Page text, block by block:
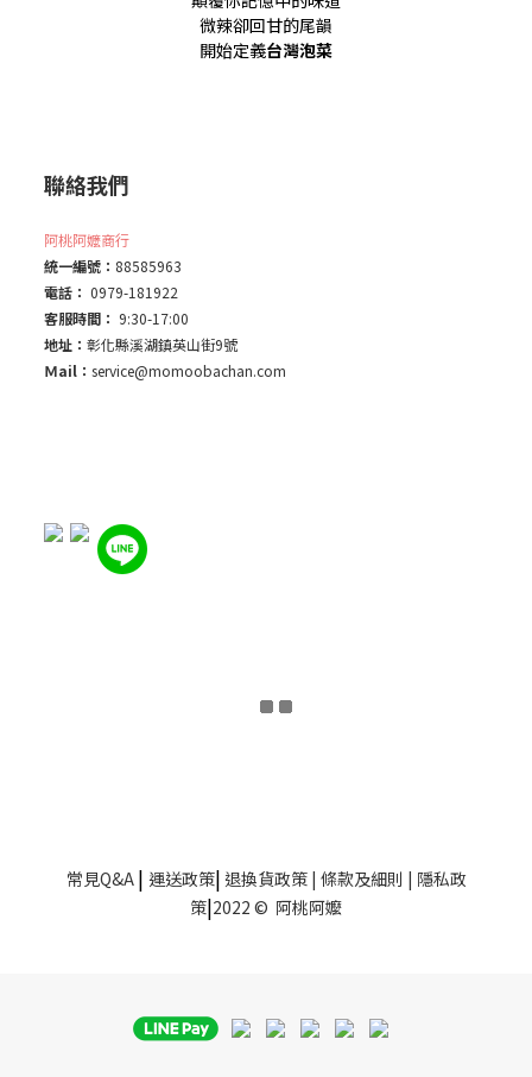
微辣卻回甘的尾韻
開始定義台灣泡菜
聯絡我們
阿桃阿嬤商行
統一編號： 88585963
電話： 0979-181922
客服時間： 9:30-17:00
地址： 彰化縣溪湖鎮英山街9號
Ｍail： service@momoobachan.com
常見Q&A | 運送政策| 退換貨政策| 條款及細則 | 隱私政
策|2022 © 阿桃阿嬤